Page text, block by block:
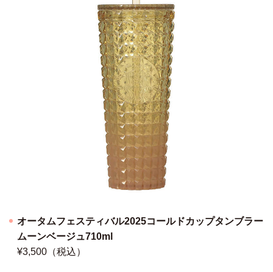
オータムフェスティバル2025コールドカップタンブラー
ムーンベージュ710ml
¥3,500（税込）